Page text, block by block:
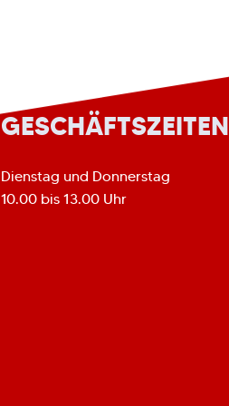
GESCHÄFTSZEITEN
Dienstag und Donnerstag
10.00 bis 13.00 Uhr